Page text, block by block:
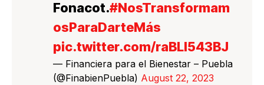
Fonacot.#NosTransformam
osParaDarteMás
pic.twitter.com/raBLI543BJ
— Financiera para el Bienestar – Puebla
(@FinabienPuebla) August 22, 2023